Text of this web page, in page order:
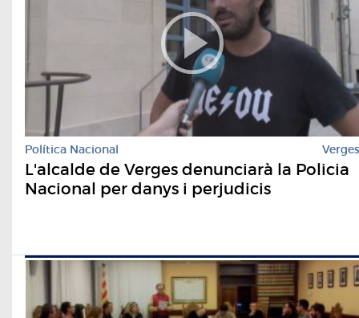
Política Nacional Verges
L'alcalde de Verges denunciarà la Policia
Nacional per danys i perjudicis